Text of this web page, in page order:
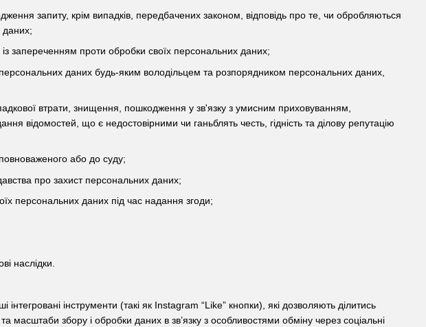
запиту, крім випадків, передбачених законом, відповідь про те, чи обробляються
даних;
запереченням проти обробки своїх персональних даних;
даних будь-яким володільцем та розпорядником персональних даних,
втрати, знищення, пошкодження у зв'язку з умисним приховуванням,
відомостей, що є недостовірними чи ганьблять честь, гідність та ділову репутацію
або до суду;
про захист персональних даних;
персональних даних під час надання згоди;
наслідки.
інструменти (такі як Instagram “Like” кнопки), які дозволяють ділитись
масштаби збору і обробки даних в зв’язку з особливостями обміну через соціальні